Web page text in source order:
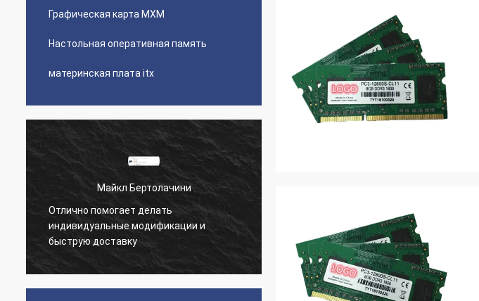
Графическая карта MXM
Настольная оперативная память
материнская плата itx
Майкл Бертолачини
Отлично помогает делать
индивидуальные модификации и
быструю доставку
Очень хорошая компания!! У них лучший
товар по лучшей цене!